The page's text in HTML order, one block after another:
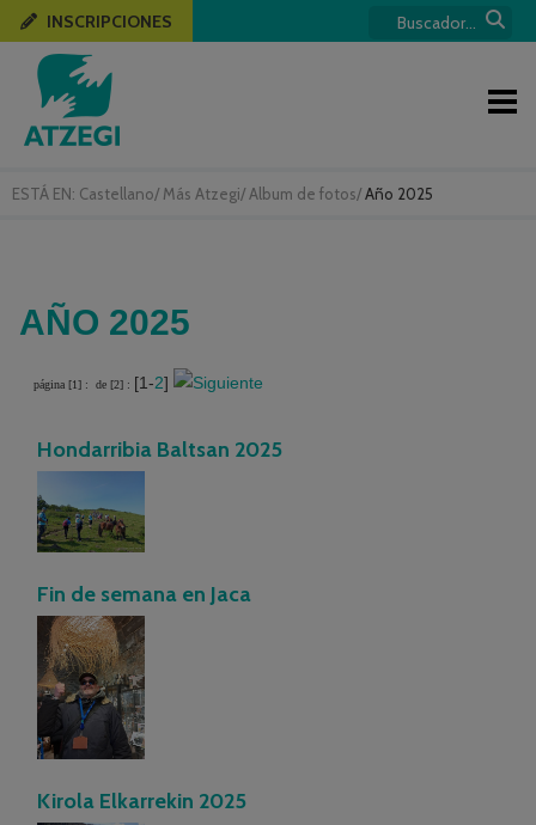
ESTÁ EN: Castellano/ Más Atzegi/ Album de fotos/Año 2025
INSCRIPCIONES
AÑO 2025
página [1] : de [2] : [1-2]
Hondarribia Baltsan 2025
Fin de semana en Jaca
Kirola Elkarrekin 2025